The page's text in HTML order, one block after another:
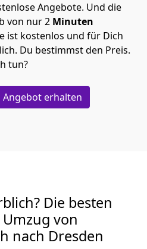
Angebote. Und die
von nur2 Minuten
ist kostenlos und für Dich
Du bestimmst den Preis.
tun?
Angebot erhalten
Die besten
von
nach Dresden